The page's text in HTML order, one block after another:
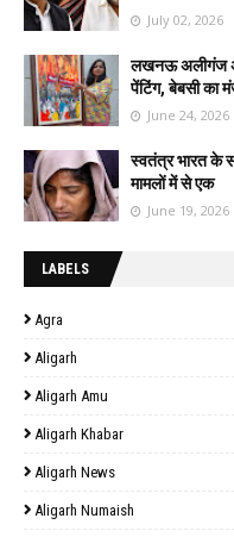
July 02, 2026
लखनऊ अलीगंज
पेंटिंग, बेबसी का
June 24, 2026
स्वतंत्र भारत के
मामलों में से एक
June 19, 2026
LABELS
Agra
Aligarh
Aligarh Amu
Aligarh Khabar
Aligarh News
Aligarh Numaish